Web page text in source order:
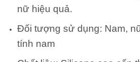
nữ hiệu quả.
Đối tượng sử dụng: Nam,
tính nam